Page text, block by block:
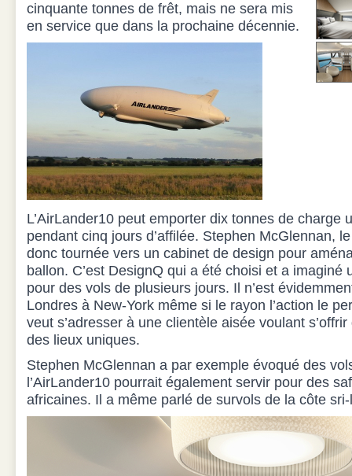
cinquante tonnes de frêt, mais ne sera mis
en service que dans la prochaine décennie.
L’AirLander10 peut emporter dix tonnes de charge
pendant cinq jours d’affilée. Stephen McGlennan, le
donc tournée vers un cabinet de design pour
ballon. C’est DesignQ qui a été choisi et a imaginé
pour des vols de plusieurs jours. Il n’est
Londres à New-York même si le rayon l’action le
veut s’adresser à une clientèle aisée voulant
des lieux uniques.
Stephen McGlennan a par exemple évoqué des
l’AirLander10 pourrait également servir pour des
africaines. Il a même parlé de survols de la côte